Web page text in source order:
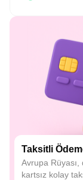
Taksitli
Avrupa Rüyası,
kartsız kolay